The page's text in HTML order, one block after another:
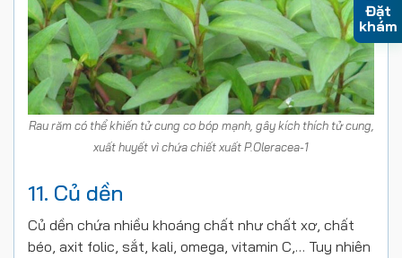
Rau răm có thể khiến tử cung co bóp mạnh, gây kích thích tử cung,
xuất huyết vì chứa chiết xuất P.Oleracea-1
11. Củ dền
Củ dền chứa nhiều khoáng chất như chất xơ, chất
béo, axit folic, sắt, kali, omega, vitamin C,… Tuy nhiên
Đặt
khám